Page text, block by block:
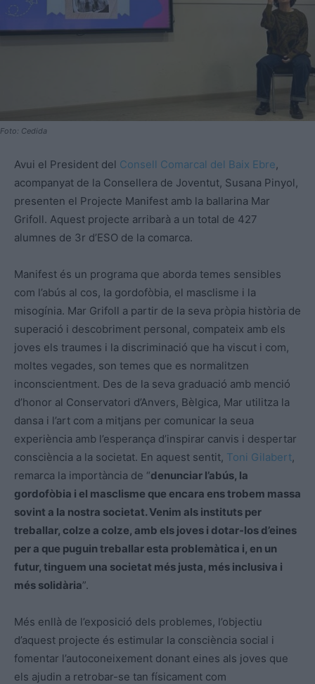
Foto: Cedida
Avui el President del Consell Comarcal del Baix Ebre,
acompanyat de la Consellera de Joventut, Susana Pinyol,
presenten el Projecte Manifest amb la ballarina Mar
Grifoll. Aquest projecte arribarà a un total de 427
alumnes de 3r d’ESO de la comarca.
Manifest és un programa que aborda temes sensibles
com l’abús al cos, la gordofòbia, el masclisme i la
misogínia. Mar Grifoll a partir de la seva pròpia història de
superació i descobriment personal, compateix amb els
joves els traumes i la discriminació que ha viscut i com,
moltes vegades, son temes que es normalitzen
inconscientment. Des de la seva graduació amb menció
d’honor al Conservatori d’Anvers, Bèlgica, Mar utilitza la
dansa i l’art com a mitjans per comunicar la seua
experiència amb l’esperança d’inspirar canvis i despertar
consciència a la societat. En aquest sentit, Toni Gilabert,
remarca la importància de “denunciar l’abús, la
gordofòbia i el masclisme que encara ens trobem massa
sovint a la nostra societat. Venim als instituts per
treballar, colze a colze, amb els joves i dotar-los d’eines
per a que puguin treballar esta problemàtica i, en un
futur, tinguem una societat més justa, més inclusiva i
més solidària”.
Més enllà de l’exposició dels problemes, l’objectiu
d’aquest projecte és estimular la consciència social i
fomentar l’autoconeixement donant eines als joves que
els ajudin a retrobar-se tan físicament com